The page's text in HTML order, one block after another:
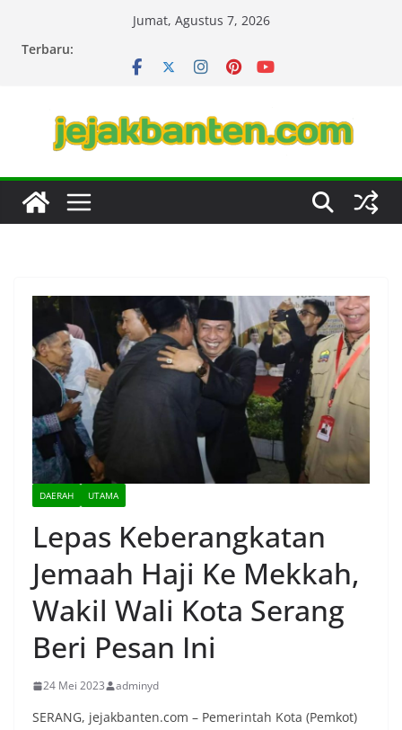
Jumat, Agustus 7, 2026
Terbaru:
DAERAH UTAMA
Lepas Keberangkatan
Jemaah Haji Ke Mekkah,
Wakil Wali Kota Serang
Beri Pesan Ini
24 Mei 2023 adminyd
SERANG, jejakbanten.com – Pemerintah Kota (Pemkot)